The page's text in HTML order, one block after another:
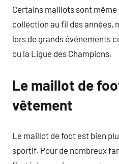
Certains maillots sont même
collection au fil des années,
lors de grands événements
ou la Ligue des Champions.
Le maillot de
vêtement
Le maillot de foot est bien
sportif. Pour de nombreux